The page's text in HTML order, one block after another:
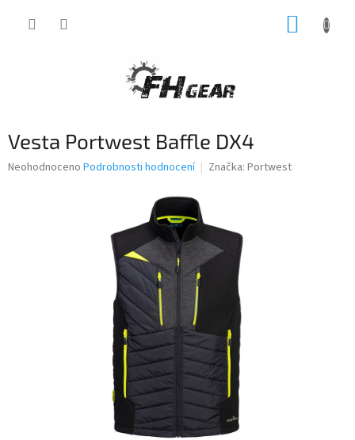
Vesta Portwest Baffle DX4
Průměrné
Neohodnoceno Podrobnosti hodnocení Značka: Portwest